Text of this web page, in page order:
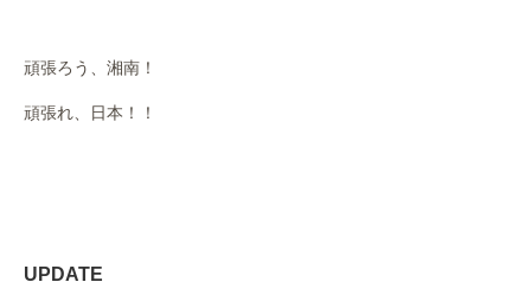
頑張ろう、湘南！
頑張れ、日本！！
UPDATE